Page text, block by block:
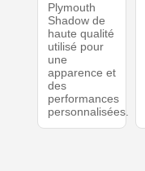
Plymouth
Shadow de
haute qualité
utilisé pour
une
apparence et
des
performances
personnalisées.